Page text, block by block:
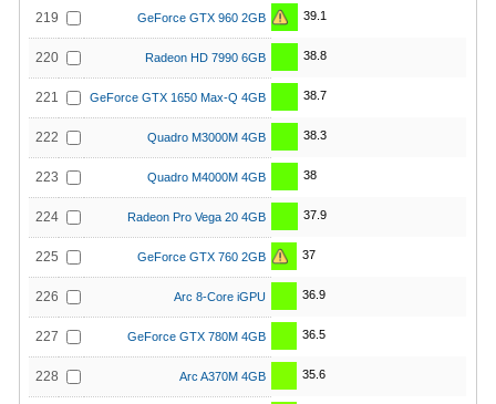
219 GeForce GTX 960 2GB 39.1
220 Radeon HD 7990 6GB 38.8
221 GeForce GTX 1650 Max-Q 4GB 38.7
222 Quadro M3000M 4GB 38.3
223 Quadro M4000M 4GB 38
224 Radeon Pro Vega 20 4GB 37.9
225 GeForce GTX 760 2GB 37
226 Arc 8-Core iGPU 36.9
227 GeForce GTX 780M 4GB 36.5
228 Arc A370M 4GB 35.6